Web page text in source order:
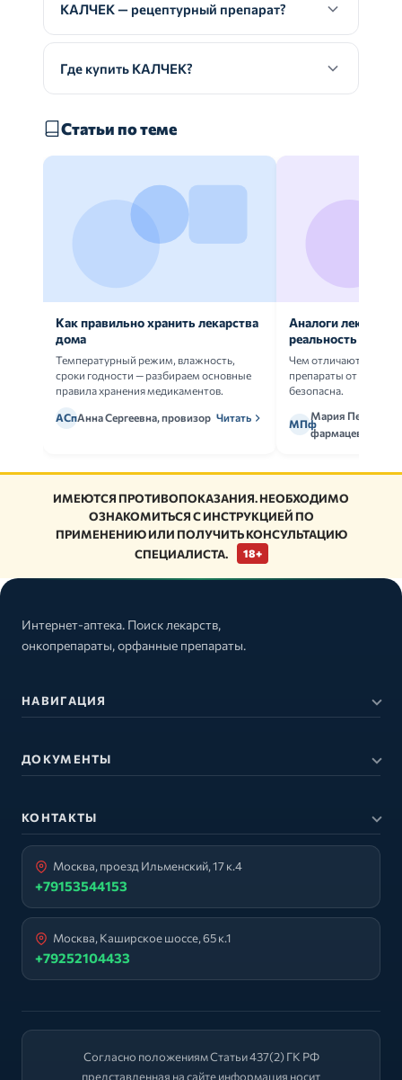
КАЛЧЕК — рецептурный препарат?
Где купить КАЛЧЕК?
Статьи по теме
Как правильно хранить лекарства
дома
Температурный режим, влажность,
сроки годности — разбираем основные
правила хранения медикаментов.
АСпАнна Сергеевна, провизор Читать
Аналоги
реальность
Чем отличаются
препараты от
безопасна.
МПф
Мария Петрова,
фармацевт
ИМЕЮТСЯ ПРОТИВОПОКАЗАНИЯ. НЕОБХОДИМО
ОЗНАКОМИТЬСЯ С ИНСТРУКЦИЕЙ ПО
ПРИМЕНЕНИЮ ИЛИ ПОЛУЧИТЬ КОНСУЛЬТАЦИЮ
СПЕЦИАЛИСТА.
18+
Интернет-аптека. Поиск лекарств,
онкопрепараты, орфанные препараты.
НАВИГАЦИЯ
ДОКУМЕНТЫ
КОНТАКТЫ
Москва, проезд Ильменский, 17 к.4
+79153544153
Москва, Каширское шоссе, 65 к.1
+79252104433
Согласно положениям Статьи 437(2) ГК РФ
представленная на сайте информация носит